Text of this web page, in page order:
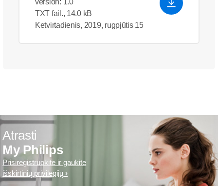
version: 1.0
TXT fail., 14.0 kB
Ketvirtadienis, 2019, rugpjūtis 15
Atrasti
My Philips
Prisiregistruokite ir gaukite
išskirtinių privilegijų